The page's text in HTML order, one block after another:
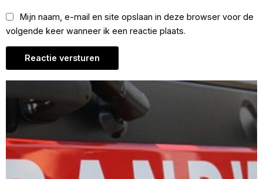
Mijn naam, e-mail en site opslaan in deze browser voor de
volgende keer wanneer ik een reactie plaats.